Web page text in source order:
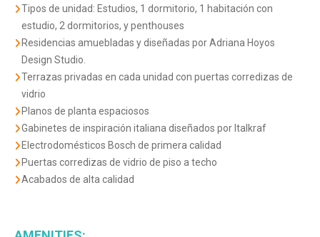
Tipos de unidad: Estudios, 1 dormitorio, 1 habitación con
estudio, 2 dormitorios, y penthouses
Residencias amuebladas y diseñadas por Adriana Hoyos
Design Studio.
Terrazas privadas en cada unidad con puertas corredizas de
vidrio
Planos de planta espaciosos
Gabinetes de inspiración italiana diseñados por Italkraf
Electrodomésticos Bosch de primera calidad
Puertas corredizas de vidrio de piso a techo
Acabados de alta calidad